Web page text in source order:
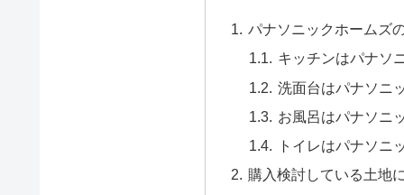
パナソニックホームズ
キッチンはパナソ
洗面台はパナソニ
お風呂はパナソニ
トイレはパナソニ
購入検討している土地